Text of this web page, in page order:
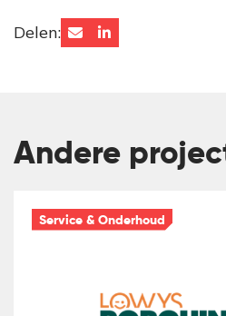
Delen:
Andere
Service & Onderhoud